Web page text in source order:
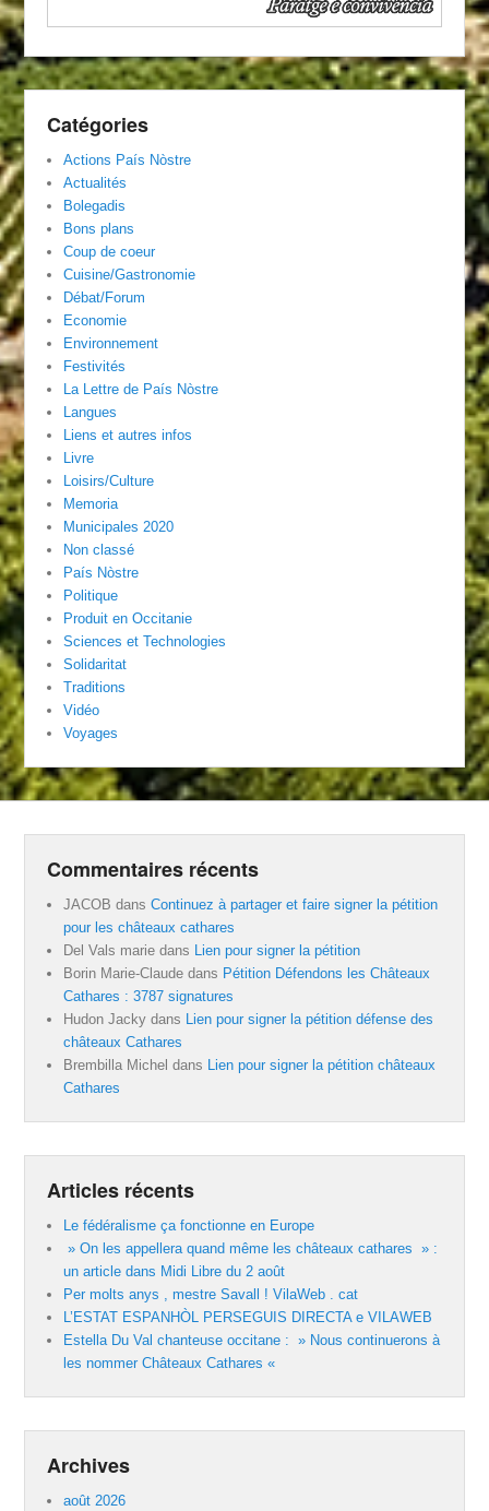
Catégories
Actions País Nòstre
Actualités
Bolegadis
Bons plans
Coup de coeur
Cuisine/Gastronomie
Débat/Forum
Economie
Environnement
Festivités
La Lettre de País Nòstre
Langues
Liens et autres infos
Livre
Loisirs/Culture
Memoria
Municipales 2020
Non classé
País Nòstre
Politique
Produit en Occitanie
Sciences et Technologies
Solidaritat
Traditions
Vidéo
Voyages
Commentaires récents
JACOB dansContinuez à partager et faire signer la pétition
pour les châteaux cathares
Del Vals marie dans Lien pour signer la pétition
Borin Marie-Claude dans Pétition Défendons les Châteaux
Cathares : 3787 signatures
Hudon Jacky dans Lien pour signer la pétition défense des
châteaux Cathares
Brembilla Michel dans Lien pour signer la pétition châteaux
Cathares
Articles récents
Le fédéralisme ça fonctionne en Europe
» On les appellera quand même les châteaux cathares » :
un article dans Midi Libre du 2 août
Per molts anys , mestre Savall ! VilaWeb . cat
L’ESTAT ESPANHÒL PERSEGUIS DIRECTA e VILAWEB
Estella Du Val chanteuse occitane : » Nous continuerons à
les nommer Châteaux Cathares «
Archives
août 2026